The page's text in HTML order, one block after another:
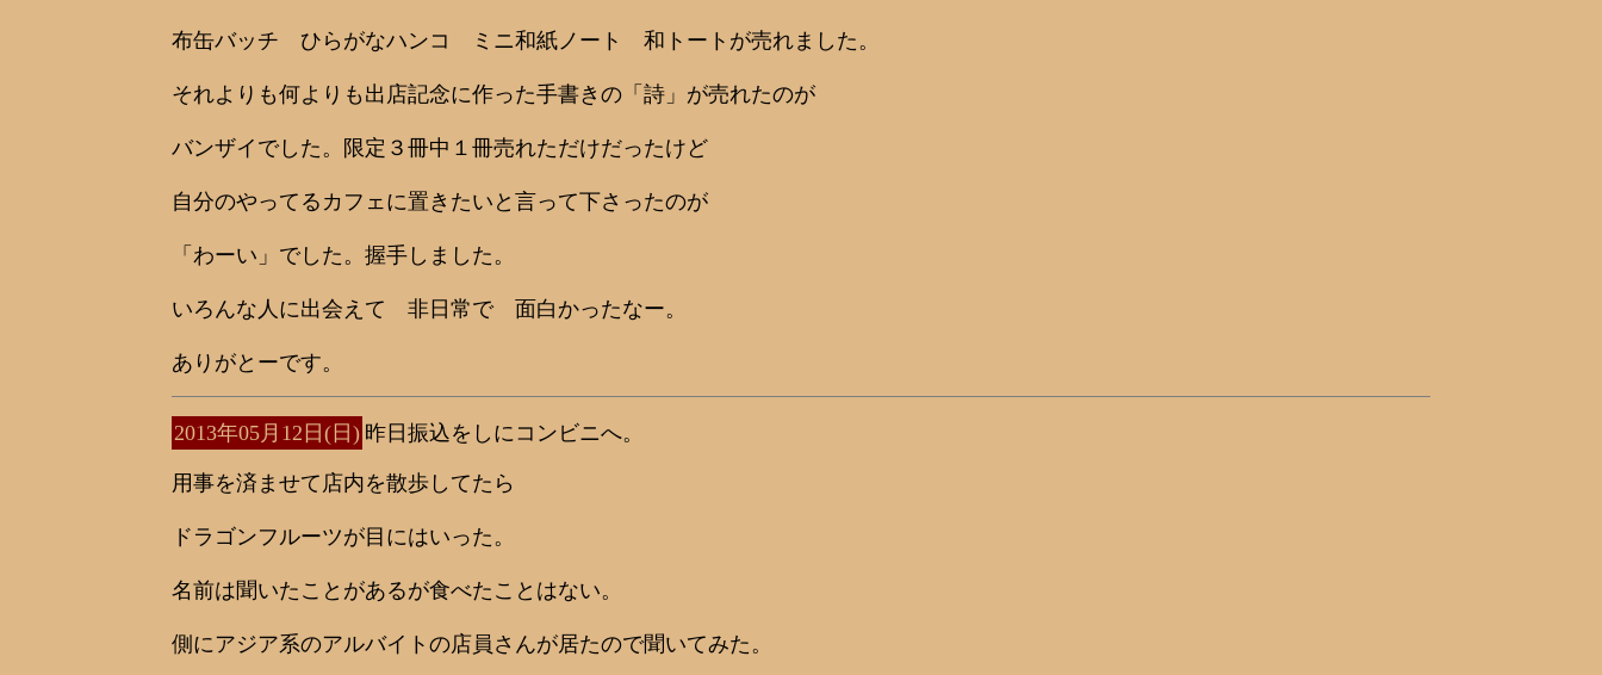
布缶バッチ ひらがなハンコ ミニ和紙ノート 和トートが売れました。
それよりも何よりも出店記念に作った手書きの「詩」が売れたのが
バンザイでした。限定３冊中１冊売れただけだったけど
自分のやってるカフェに置きたいと言って下さったのが
「わーい」でした。握手しました。
いろんな人に出会えて 非日常で 面白かったなー。
ありがとーです。
2013年05月12日(日) 昨日振込をしにコンビニへ。
用事を済ませて店内を散歩してたら
ドラゴンフルーツが目にはいった。
名前は聞いたことがあるが食べたことはない。
側にアジア系のアルバイトの店員さんが居たので聞いてみた。